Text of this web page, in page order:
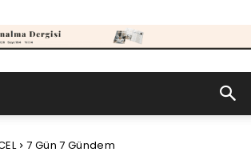
7 Gün 7 Gündem